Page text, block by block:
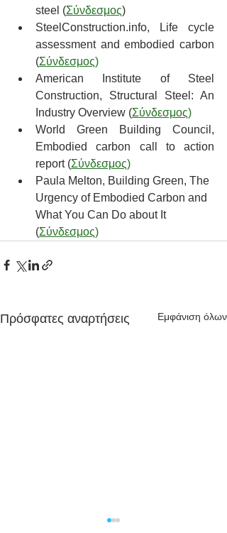
steel (Σύνδεσμος)
SteelConstruction.info, Life cycle
assessment and embodied carbon
(Σύνδεσμος)
American Institute of Steel
Construction, Structural Steel: An
Industry Overview (Σύνδεσμος)
World Green Building Council,
Embodied carbon call to action
report (Σύνδεσμος)
Paula Melton, Building Green, The
Urgency of Embodied Carbon and
What You Can Do about It
(Σύνδεσμος)
Πρόσφατες αναρτήσεις Εμφάνιση όλων